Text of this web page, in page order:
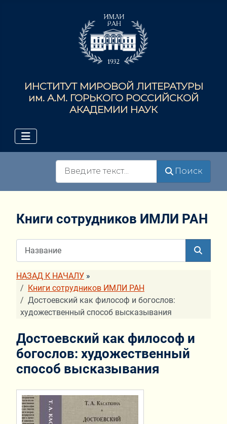
ИНСТИТУТ МИРОВОЙ ЛИТЕРАТУРЫ
им. А.М. ГОРЬКОГО РОССИЙСКОЙ
АКАДЕМИИ НАУК
Поиск
Книги сотрудников ИМЛИ РАН
НАЗАД К НАЧАЛУ »
Книги сотрудников ИМЛИ РАН
Достоевский как философ и богослов:
художественный способ высказывания
Достоевский как философ и
богослов: художественный
способ высказывания